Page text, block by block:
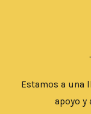
Estamos a una
apoyo y